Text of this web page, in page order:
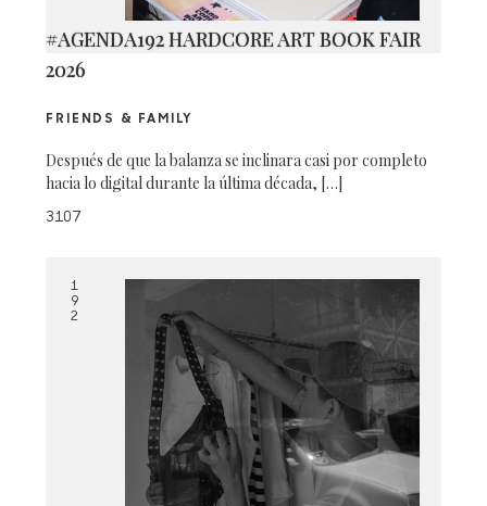
#AGENDA192 HARDCORE ART BOOK FAIR
2026
FRIENDS & FAMILY
Después de que la balanza se inclinara casi por completo
hacia lo digital durante la última década, […]
3107
1
9
2